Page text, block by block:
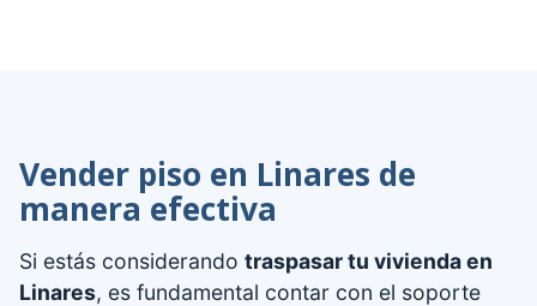
Vender piso en Linares de
manera efectiva
Si estás considerando traspasar tu vivienda en
Linares, es fundamental contar con el soporte